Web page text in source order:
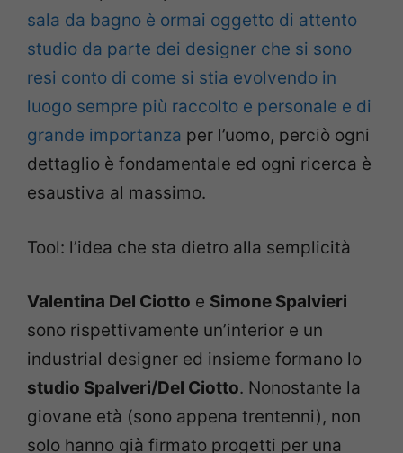
sala da bagno è ormai oggetto di attento
studio da parte dei designer che si sono
resi conto di come si stia evolvendo in
luogo sempre più raccolto e personale e di
grande importanza per l’uomo, perciò ogni
dettaglio è fondamentale ed ogni ricerca è
esaustiva al massimo.
Tool: l’idea che sta dietro alla semplicità
Valentina Del Ciotto e Simone Spalvieri
sono rispettivamente un’interior e un
industrial designer ed insieme formano lo
studio Spalveri/Del Ciotto. Nonostante la
giovane età (sono appena trentenni), non
solo hanno già firmato progetti per una